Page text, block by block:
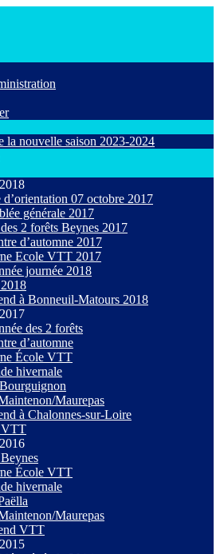
toute convivialité !
la nouvelle saison 2023-2024
d’orientation 07 octobre 2017
générale 2017
2 forêts Beynes 2017
d’automne 2017
Ecole VTT 2017
journée 2018
à Bonneuil-Matours 2018
des 2 forêts
d’automne
École VTT
hivernale
Maurepas
à Chalonnes-sur-Loire
VTT
École VTT
hivernale
Maurepas
VTT